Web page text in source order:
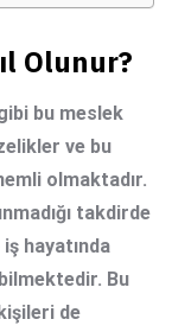
Olunur?
bu meslek
ve bu
olmaktadır.
takdirde
hayatında
Bu
de